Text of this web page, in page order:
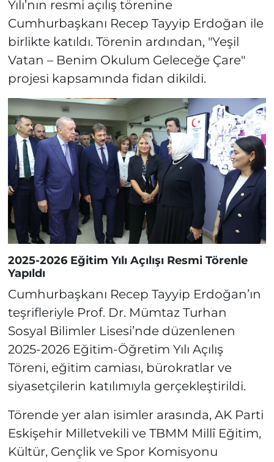
Yılı’nın resmi açılış törenine
Cumhurbaşkanı Recep Tayyip Erdoğan ile
birlikte katıldı. Törenin ardından, "Yeşil
Vatan – Benim Okulum Geleceğe Çare"
projesi kapsamında fidan dikildi.
2025-2026 Eğitim Yılı Açılışı Resmi Törenle
Yapıldı
Cumhurbaşkanı Recep Tayyip Erdoğan’ın
teşrifleriyle Prof. Dr. Mümtaz Turhan
Sosyal Bilimler Lisesi’nde düzenlenen
2025-2026 Eğitim-Öğretim Yılı Açılış
Töreni, eğitim camiası, bürokratlar ve
siyasetçilerin katılımıyla gerçekleştirildi.
Törende yer alan isimler arasında, AK Parti
Eskişehir Milletvekili ve TBMM Millî Eğitim,
Kültür, Gençlik ve Spor Komisyonu